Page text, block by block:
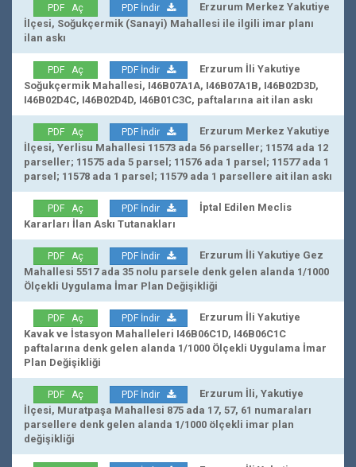
PDF Aç PDF İndir
Erzurum Merkez Yakutiye
İlçesi, Soğukçermik (Sanayi) Mahallesi ile ilgili imar planı
ilan askı
PDF Aç PDF İndir
Erzurum İli Yakutiye
Soğukçermik Mahallesi, I46B07A1A, I46B07A1B, I46B02D3D,
I46B02D4C, I46B02D4D, I46B01C3C, paftalarına ait ilan askı
PDF Aç PDF İndir
Erzurum Merkez Yakutiye
İlçesi, Yerlisu Mahallesi 11573 ada 56 parseller; 11574 ada 12
parseller; 11575 ada 5 parsel; 11576 ada 1 parsel; 11577 ada 1
parsel; 11578 ada 1 parsel; 11579 ada 1 parsellere ait ilan askı
PDF Aç PDF İndir
İptal Edilen Meclis
Kararları İlan Askı Tutanakları
PDF Aç PDF İndir
Erzurum İli Yakutiye Gez
Mahallesi 5517 ada 35 nolu parsele denk gelen alanda 1/1000
Ölçekli Uygulama İmar Plan Değişikliği
PDF Aç PDF İndir
Erzurum İli Yakutiye
Kavak ve İstasyon Mahalleleri I46B06C1D, I46B06C1C
paftalarına denk gelen alanda 1/1000 Ölçekli Uygulama İmar
Plan Değişikliği
PDF Aç PDF İndir
Erzurum İli, Yakutiye
İlçesi, Muratpaşa Mahallesi 875 ada 17, 57, 61 numaraları
parsellere denk gelen alanda 1/1000 ölçekli imar plan
değişikliği